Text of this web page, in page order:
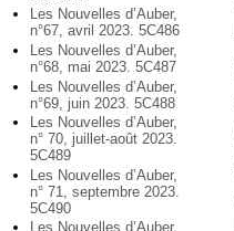
Les Nouvelles d’Auber,
n°67, avril 2023. 5C486
Les Nouvelles d’Auber,
n°68, mai 2023. 5C487
Les Nouvelles d’Auber,
n°69, juin 2023. 5C488
Les Nouvelles d’Auber,
n° 70, juillet-août 2023.
5C489
Les Nouvelles d’Auber,
n° 71, septembre 2023.
5C490
Les Nouvelles d’Auber,